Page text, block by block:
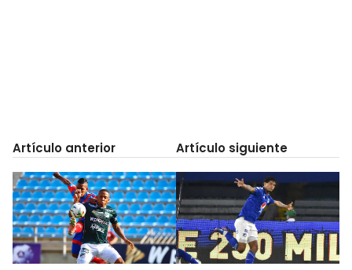
Artículo anterior Artículo siguiente